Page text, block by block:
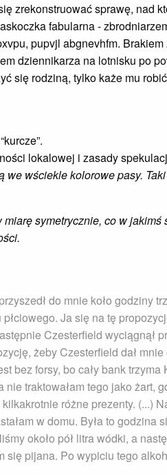
zrekonstruować sprawę, nad
fabularna -
pupvjl abgnevhfm.
dziennikarza na lotnisku po
się rodziną, tylko każe mu
lokalowej i zasady
we wściekle kolorowe pasy.
symetrycznie, co w jakimś
do mnie koło godziny
Ja się na tę
Czesterfield wyciągnął
żeby Czesterfield dał
bez forsy, bo cały bank trzyma
traktowałam tego jako żart,
różne prezenty. (...)
w domu. Była to godzina
około pół litra wódki, a
się pijana. Po wypiciu tego